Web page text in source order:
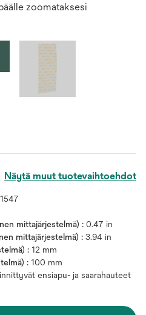
zoomataksesi
Näytä muut tuotevaihtoehdot
mittajärjestelmä) : 0.47 in
mittajärjestelmä) : 3.94 in
: 12 mm
: 100 mm
ensiapu- ja saarahauteet